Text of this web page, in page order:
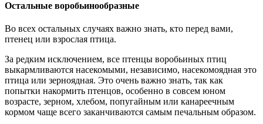
Остальные воробьинообразные
Во всех остальных случаях важно знать, кто перед вами,
птенец или взрослая птица.
За редким исключением, все птенцы воробьиных птиц
выкармливаются насекомыми, независимо, насекомоядная это
птица или зерноядная. Это очень важно знать, так как
попытки накормить птенцов, особенно в совсем юном
возрасте, зерном, хлебом, попугайным или канареечным
кормом чаще всего заканчиваются самым печальным образом.